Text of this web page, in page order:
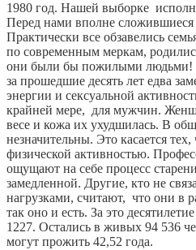
1980 год. Нашей выборке
Перед нами вполне
Практически все обзавелись
по современным меркам,
они были бы пожилыми людьми!
за прошедшие десять лет едва
энергии и сексуальной
крайней мере, для мужчин.
весе и кожа их ухудшилась. В
незначительны. Это касается тех,
физической активностью.
ощущают на себе процесс
замедленной. Другие, кто не
нагрузками, считают, что они в
так оно и есть. За это
1227. Остались в живых 94 536
могут прожить 42,52 года.